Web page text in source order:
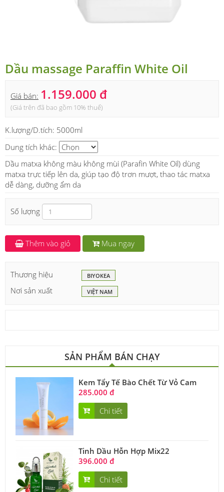
Dầu massage Paraffin White Oil
Giá bán: 1.159.000 đ
(Giá trên đã bao gồm 10% thuế)
K.lượng/D.tích: 5000ml
Dung tích khác:
Dầu matxa không màu không mùi (Parafin White Oil) dùng
matxa trực tiếp lên da, giúp tạo độ trơn mượt, thao tác matxa
dễ dàng, dưỡng ẩm da
Số lượng
Thêm vào giỏ Mua ngay
Thương hiệu BIYOKEA
Nơi sản xuất VIỆT NAM
SẢN PHẨM BÁN CHẠY
Kem Tẩy Tế Bào Chết Từ Vỏ Cam
285.000 đ
Chi tiết
Tinh Dầu Hỗn Hợp Mix22
396.000 đ
Chi tiết